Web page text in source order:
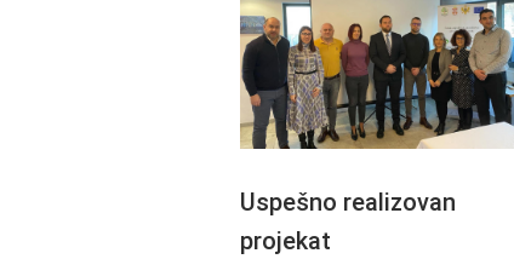
Uspešno realizovan
projekat